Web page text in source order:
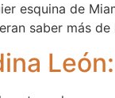
esquina de
saber más